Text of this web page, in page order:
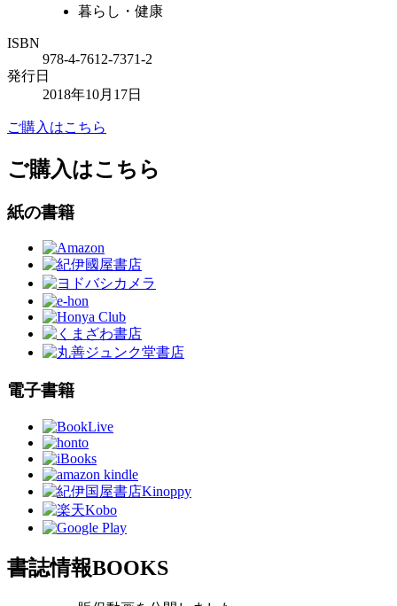
暮らし・健康
ISBN
978-4-7612-7371-2
発行日
2018年10月17日
ご購入はこちら
ご購入はこちら
紙の書籍
電子書籍
書誌情報BOOKS